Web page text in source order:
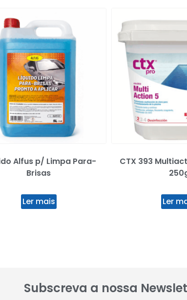
Alfus p/ Limpa Para-
Brisas
Ler mais
CTX 393
Ler
Subscreva a nossa